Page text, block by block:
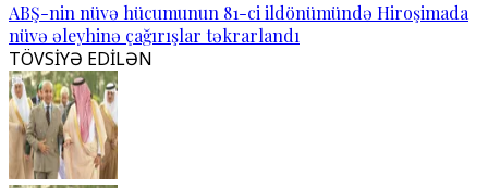
ABŞ-nin nüvə hücumunun 81-ci ildönümündə Hiroşimada
nüvə əleyhinə çağırışlar təkrarlandı
TÖVSİYƏ EDİLƏN